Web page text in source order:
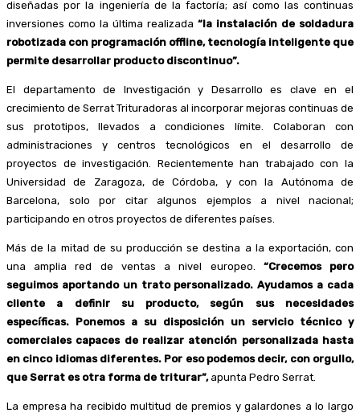
diseñadas por la ingeniería de la factoría; así como las continuas
inversiones como la última realizada “la instalación de soldadura
robotizada con programación offline, tecnología inteligente que
permite desarrollar producto discontinuo”.
El departamento de Investigación y Desarrollo es clave en el
crecimiento de Serrat Trituradoras al incorporar mejoras continuas de
sus prototipos, llevados a condiciones límite. Colaboran con
administraciones y centros tecnológicos en el desarrollo de
proyectos de investigación. Recientemente han trabajado con la
Universidad de Zaragoza, de Córdoba, y con la Autónoma de
Barcelona, solo por citar algunos ejemplos a nivel nacional;
participando en otros proyectos de diferentes países.
Más de la mitad de su producción se destina a la exportación, con
una amplia red de ventas a nivel europeo. “Crecemos pero
seguimos aportando un trato personalizado. Ayudamos a cada
cliente a definir su producto, según sus necesidades
específicas. Ponemos a su disposición un servicio técnico y
comerciales capaces de realizar atención personalizada hasta
en cinco idiomas diferentes. Por eso podemos decir, con orgullo,
que Serrat es otra forma de triturar”,apunta Pedro Serrat.
La empresa ha recibido multitud de premios y galardones a lo largo